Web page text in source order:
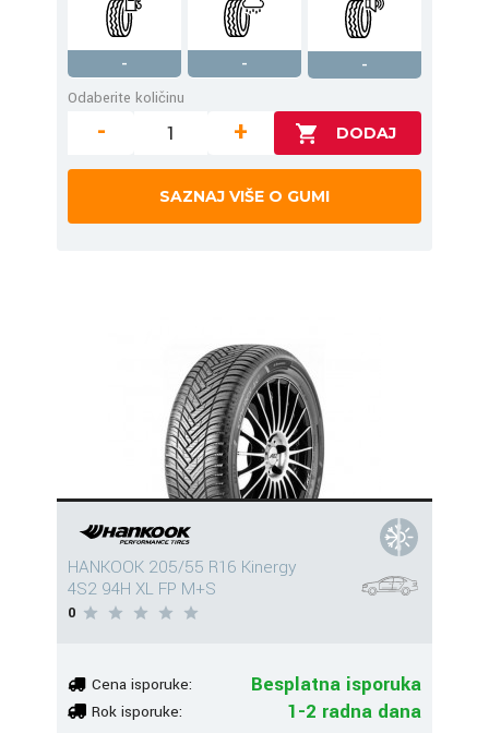
- -
-
Odaberite količinu
- +
SAZNAJ VIŠE O GUMI
HANKOOK 205/55 R16 Kinergy
4S2 94H XL FP M+S
0
Cena isporuke: Besplatna isporuka
Rok isporuke: 1-2 radna dana